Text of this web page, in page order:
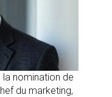
la nomination de
du marketing,